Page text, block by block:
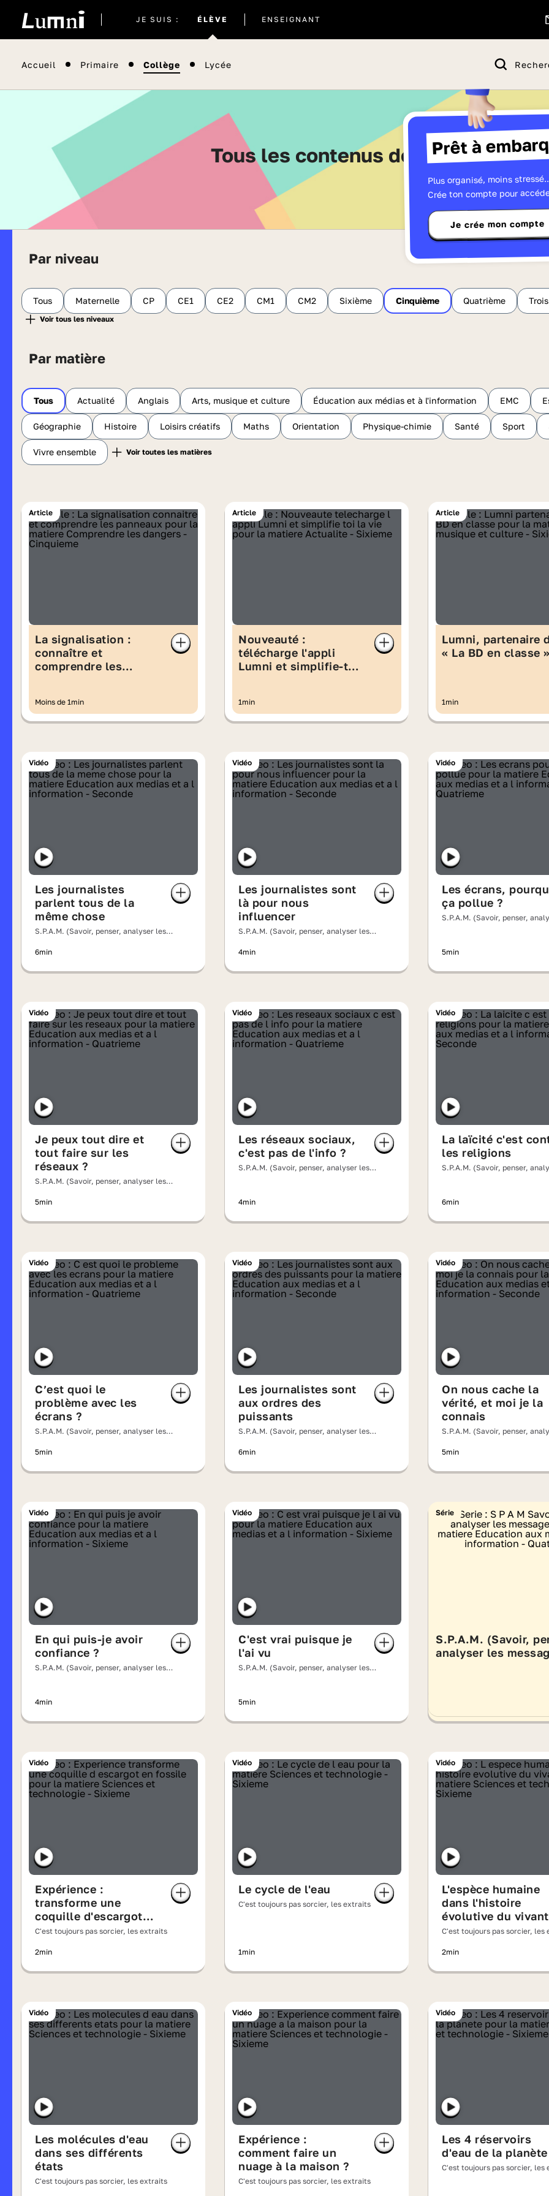
JE SUIS : ÉLÈVE
actuel
ENSEIGNANT
Accueil Primaire Collège Lycée
Prêt à
Plus organisé, moins
Crée ton compte pour
Je crée mon compte
Tous les contenus de Cinquième -
Par niveau
Tous Maternelle CP CE1 CE2 CM1 CM2 Sixième Cinquième Quatrième
Par matière
Tous Actualité Anglais Arts, musique et culture Éducation aux médias et à l'information EMC
Géographie Histoire Loisirs créatifs Maths Orientation Physique-chimie Santé Sport
Vivre ensemble
Article
La signalisation :
connaître et
comprendre les
Moins de 1min
Article
Nouveauté :
télécharge l'appli
Lumni et simplifie-toi
1min
Article
Lumni, partenaire
« La BD en classe
1min
Vidéo
Les journalistes
parlent tous de la
même chose
S.P.A.M. (Savoir, penser, analyser les
6min
Vidéo
Les journalistes sont
là pour nous
influencer
S.P.A.M. (Savoir, penser, analyser les
4min
Vidéo
Les écrans,
ça pollue ?
S.P.A.M. (Savoir, penser,
5min
Vidéo
Je peux tout dire et
tout faire sur les
réseaux ?
S.P.A.M. (Savoir, penser, analyser les
5min
Vidéo
Les réseaux sociaux,
c'est pas de l'info ?
S.P.A.M. (Savoir, penser, analyser les
4min
Vidéo
La laïcité c'est
les religions
S.P.A.M. (Savoir, penser,
6min
Vidéo
C’est quoi le
problème avec les
écrans ?
S.P.A.M. (Savoir, penser, analyser les
5min
Vidéo
Les journalistes sont
aux ordres des
puissants
S.P.A.M. (Savoir, penser, analyser les
6min
Vidéo
On nous cache la
vérité, et moi je la
connais
S.P.A.M. (Savoir, penser,
5min
Vidéo
En qui puis-je avoir
confiance ?
S.P.A.M. (Savoir, penser, analyser les
4min
Vidéo
C'est vrai puisque je
l'ai vu
S.P.A.M. (Savoir, penser, analyser les
5min
Série
S.P.A.M. (Savoir,
analyser les
Vidéo
Expérience :
transforme une
coquille d'escargot
en fossile
C'est toujours pas sorcier, les extraits
2min
Vidéo
Le cycle de l'eau
C'est toujours pas sorcier, les extraits
1min
Vidéo
L'espèce humaine
dans l'histoire
évolutive du vivant
C'est toujours pas sorcier, les
2min
Vidéo
Les molécules d'eau
dans ses différents
états
C'est toujours pas sorcier, les extraits
Vidéo
Expérience :
comment faire un
nuage à la maison ?
C'est toujours pas sorcier, les extraits
Vidéo
Les 4 réservoirs
d'eau de la planète
C'est toujours pas sorcier, les